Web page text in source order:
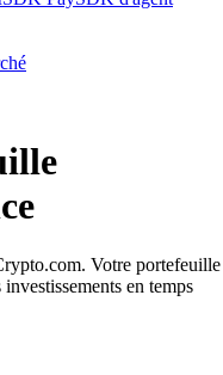
Votre portefeuille
en temps